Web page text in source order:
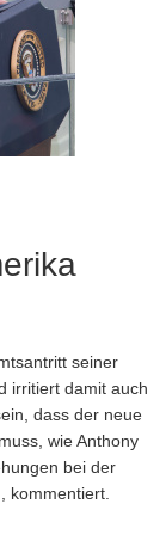
seiner
irritiert damit auch
dass der neue
wie Anthony
bei der
kommentiert.